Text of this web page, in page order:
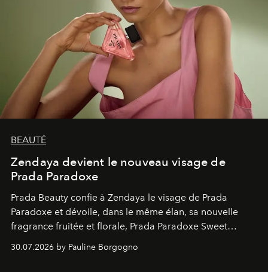
BEAUTÉ
Zendaya devient le nouveau visage de
Prada Paradoxe
Prada Beauty confie à Zendaya le visage de Prada
Paradoxe et dévoile, dans le même élan, sa nouvelle
fragrance fruitée et florale, Prada Paradoxe Sweet
30.07.2026 by Pauline Borgogno